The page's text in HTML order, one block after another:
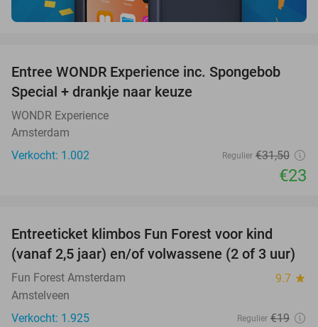
27%
Entree WONDR Experience inc. Spongebob
Special + drankje naar keuze
WONDR Experience
Amsterdam
Verkocht: 1.002
Regulier €31,50
€23
Entreeticket klimbos Fun Forest voor kind
(vanaf 2,5 jaar) en/of volwassene (2 of 3 uur)
Fun Forest Amsterdam 9.7 star
Amstelveen
Verkocht: 1.925
Regulier €19